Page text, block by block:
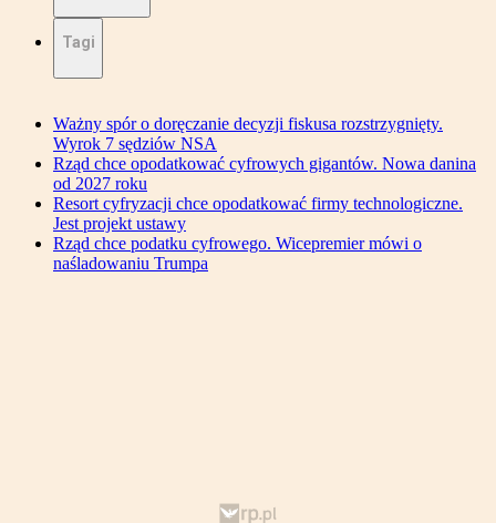
Tagi
Ważny spór o doręczanie decyzji fiskusa rozstrzygnięty.
Wyrok 7 sędziów NSA
Rząd chce opodatkować cyfrowych gigantów. Nowa danina
od 2027 roku
Resort cyfryzacji chce opodatkować firmy technologiczne.
Jest projekt ustawy
Rząd chce podatku cyfrowego. Wicepremier mówi o
naśladowaniu Trumpa